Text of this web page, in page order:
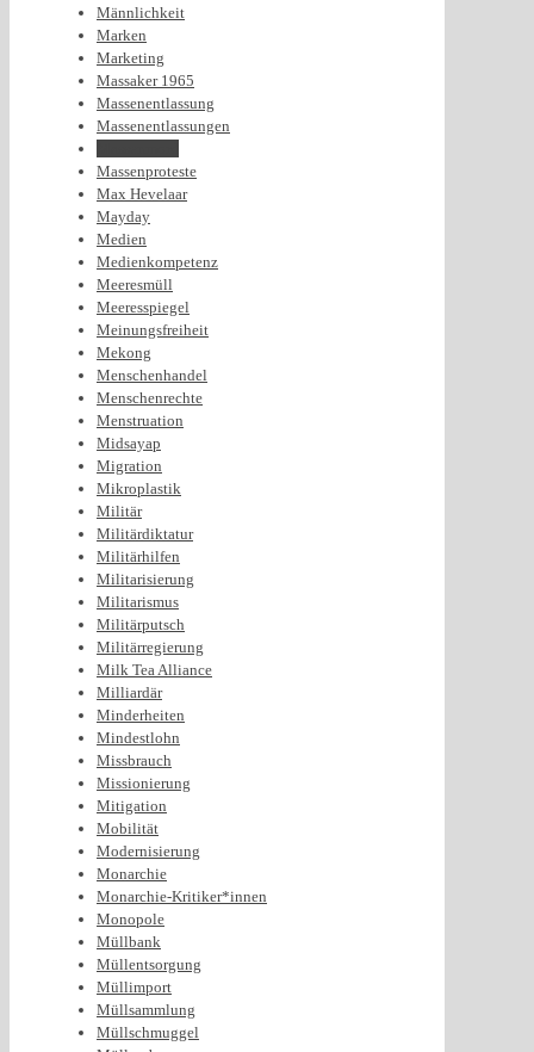
Männlichkeit
Marken
Marketing
Massaker 1965
Massenentlassung
Massenentlassungen
Massenproteste
Max Hevelaar
Mayday
Medien
Medienkompetenz
Meeresmüll
Meeresspiegel
Meinungsfreiheit
Mekong
Menschenhandel
Menschenrechte
Menstruation
Midsayap
Migration
Mikroplastik
Militär
Militärdiktatur
Militärhilfen
Militarisierung
Militarismus
Militärputsch
Militärregierung
Milk Tea Alliance
Milliardär
Minderheiten
Mindestlohn
Missbrauch
Missionierung
Mitigation
Mobilität
Modernisierung
Monarchie
Monarchie-Kritiker*innen
Monopole
Müllbank
Müllentsorgung
Müllimport
Müllsammlung
Müllschmuggel